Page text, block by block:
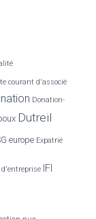
courant d'associé
Donation-
Dutreil
europe Expatrié
IFI